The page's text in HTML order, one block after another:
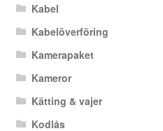
Kabel
Kabelöverföring
Kamerapaket
Kameror
Kätting & vajer
Kodlås